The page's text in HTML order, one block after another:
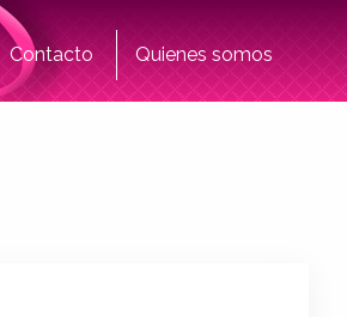
Contacto Quienes somos